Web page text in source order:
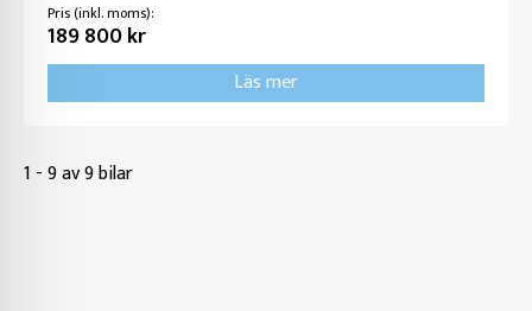
Pris (inkl. moms):
189 800 kr
Läs mer
1 - 9 av 9 bilar